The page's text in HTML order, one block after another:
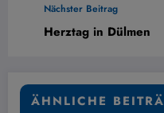
Nächster Beitrag
Herztag in Dülmen
ÄHNLICHE